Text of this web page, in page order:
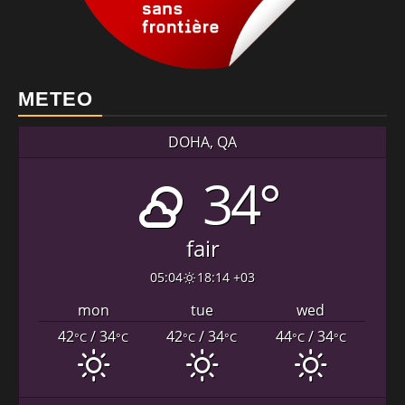
METEO
DOHA, QA
34°
fair
05:04 18:14 +03
mon tue
wed
42°C/ 34°C 42°C/ 34°C 44°C/ 34°C